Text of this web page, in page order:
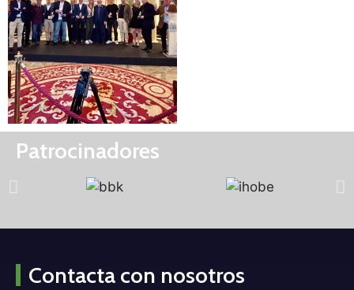
Patrocinadores
Contacta con nosotros